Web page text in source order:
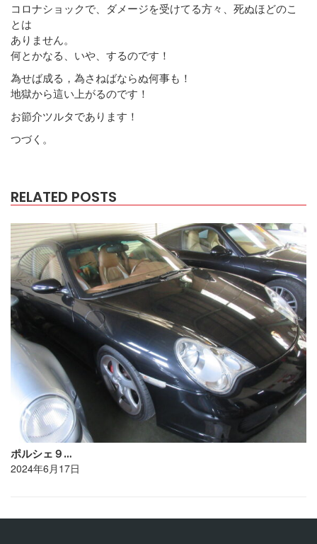
コロナショックで、ダメージを受けてる方々、死ぬほどのこ
とは
ありません。
何とかなる、いや、するのです！
為せば成る，為さねばならぬ何事も！
地獄から這い上がるのです！
お節介ツルタであります！
つづく。
RELATED POSTS
ポルシェ９…
2024年6月17日